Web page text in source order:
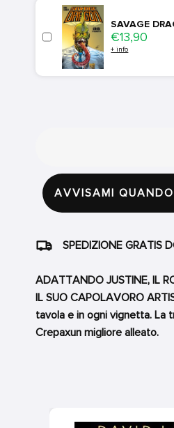
SAVAGE
Price
€13,90
+ info
AVVISAMI
SPEDIZIONE GRATIS
ADATTANDO JUSTINE, IL
IL SUO CAPOLAVORO
tavola e in ogni vignetta. La
Crepaxun migliore alleato.